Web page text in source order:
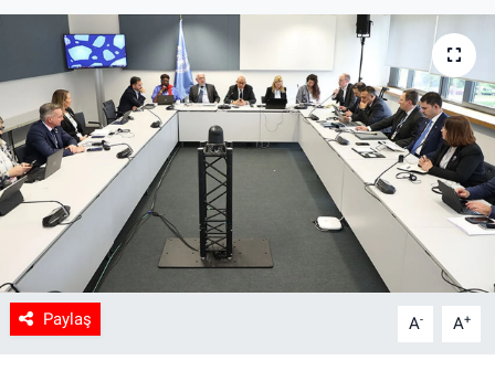
Paylaş A- A+
Uşak Haberleri